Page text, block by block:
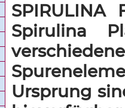
Spirulina
Ursprung